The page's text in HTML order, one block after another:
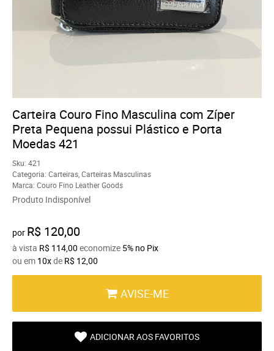
Carteira Couro Fino Masculina com Zíper
Preta Pequena possui Plástico e Porta
Moedas 421
Sku: 421
Categoria: Carteiras Carteiras Masculinas
Marca: Couro Fino Leather Goods
Produto Indisponível
por R$ 120,00
à vista R$ 114,00 economize 5% no Pix
ou em 10xde R$ 12,00
AVISE-ME
ADICIONAR AOS FAVORITOS